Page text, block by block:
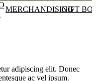
MERCHANDISING
GIFT
adipiscing elit. Donec
ac vel ipsum.